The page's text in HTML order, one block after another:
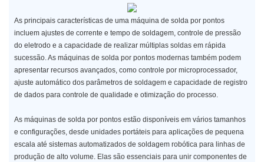
As principais características de uma máquina de solda por pontos
incluem ajustes de corrente e tempo de soldagem, controle de pressão
do eletrodo e a capacidade de realizar múltiplas soldas em rápida
sucessão. As máquinas de solda por pontos modernas também podem
apresentar recursos avançados, como controle por microprocessador,
ajuste automático dos parâmetros de soldagem e capacidade de registro
de dados para controle de qualidade e otimização do processo.
As máquinas de solda por pontos estão disponíveis em vários tamanhos
e configurações, desde unidades portáteis para aplicações de pequena
escala até sistemas automatizados de soldagem robótica para linhas de
produção de alto volume. Elas são essenciais para unir componentes de